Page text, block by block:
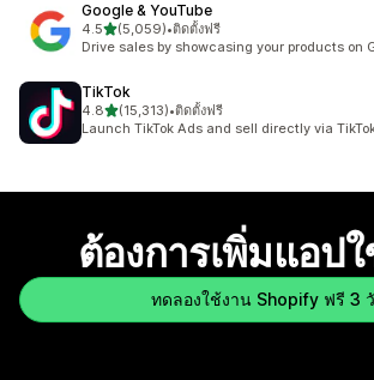
Google & YouTube
4.5เต็ม 5 ดาว
(5,059)
ทั้งหมด 5059 รีวิว
•ติดตั้งฟรี
Drive sales by showcasing your products on
TikTok
4.8เต็ม 5 ดาว
(15,313)
ทั้งหมด 15313 รีวิว
•ติดตั้งฟรี
Launch TikTok Ads and sell directly via
ต้องการเพิ่มแอป
ทดลองใช้งาน Shopify ฟรี 3